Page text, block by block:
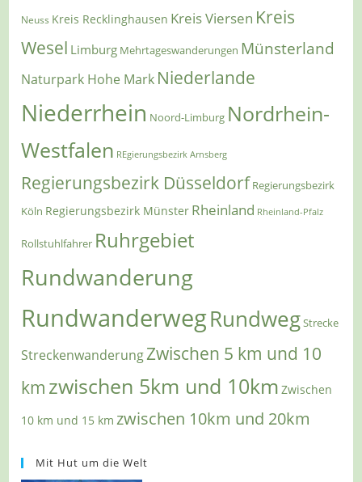
Neuss Kreis Recklinghausen Kreis Viersen Kreis
Wesel Limburg Mehrtageswanderungen Münsterland
Naturpark Hohe Mark Niederlande
Niederrhein Noord-Limburg Nordrhein-
Westfalen REgierungsbezirk Arnsberg
Regierungsbezirk Düsseldorf Regierungsbezirk
Köln Regierungsbezirk Münster Rheinland Rheinland-Pfalz
Rollstuhlfahrer Ruhrgebiet
Rundwanderung
RundwanderwegRundwegStrecke
StreckenwanderungZwischen 5 km und 10
km zwischen 5km und 10km Zwischen
10 km und 15 km zwischen 10km und 20km
Mit Hut um die Welt